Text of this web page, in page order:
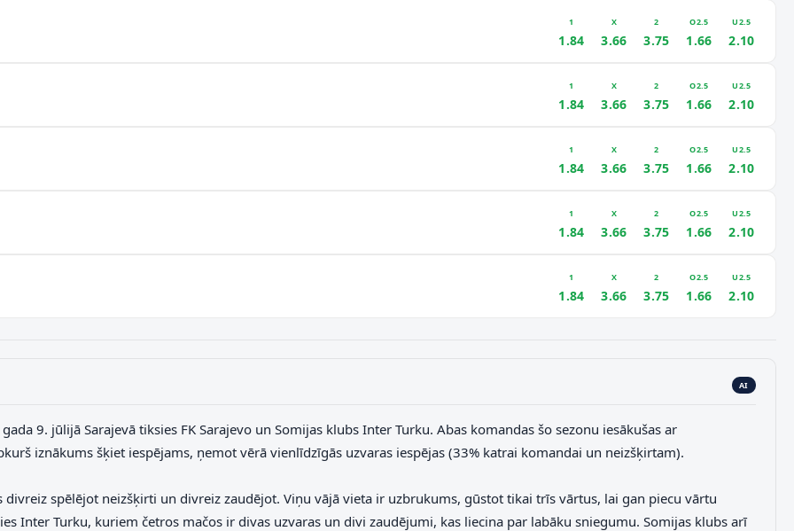
1
1.84
X
3.66
2
3.75
O2.5
1.66
U2.5
2.10
1
1.84
X
3.66
2
3.75
O2.5
1.66
U2.5
2.10
1
1.84
X
3.66
2
3.75
O2.5
1.66
U2.5
2.10
1
1.84
X
3.66
2
3.75
O2.5
1.66
U2.5
2.10
1
1.84
X
3.66
2
3.75
O2.5
1.66
U2.5
2.10
AI
9. jūlijā Sarajevā tiksies FK Sarajevo un Somijas klubs Inter Turku. Abas komandas šo sezonu iesākušas ar
iznākums šķiet iespējams, ņemot vērā vienlīdzīgās uzvaras iespējas (33% katrai komandai un neizšķirtam).
divreiz spēlējot neizšķirti un divreiz zaudējot. Viņu vājā vieta ir uzbrukums, gūstot tikai trīs vārtus, lai gan piecu vārtu
Inter Turku, kuriem četros mačos ir divas uzvaras un divi zaudējumi, kas liecina par labāku sniegumu. Somijas klubs arī